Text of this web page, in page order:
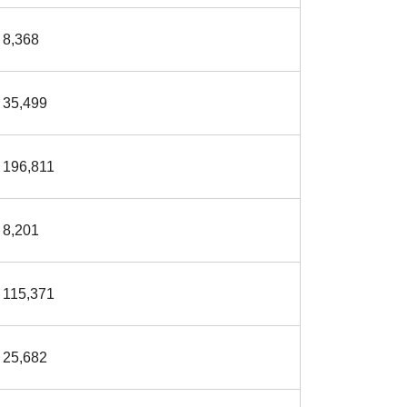
8,368
35,499
196,811
8,201
115,371
25,682